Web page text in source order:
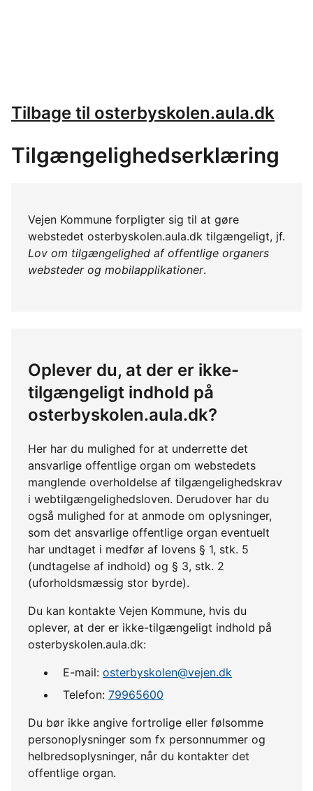
Tilbage til osterbyskolen.aula.dk
Tilgængelighedserklæring
Vejen Kommune forpligter sig til at gøre
webstedet osterbyskolen.aula.dk tilgængeligt, jf.
Lov om tilgængelighed af offentlige organers
websteder og mobilapplikationer.
Oplever du, at der er ikke-
tilgængeligt indhold på
osterbyskolen.aula.dk?
Her har du mulighed for at underrette det
ansvarlige offentlige organ om webstedets
manglende overholdelse af tilgængelighedskrav
i webtilgængelighedsloven. Derudover har du
også mulighed for at anmode om oplysninger,
som det ansvarlige offentlige organ eventuelt
har undtaget i medfør af lovens § 1, stk. 5
(undtagelse af indhold) og § 3, stk. 2
(uforholdsmæssig stor byrde).
Du kan kontakte Vejen Kommune, hvis du
oplever, at der er ikke-tilgængeligt indhold på
osterbyskolen.aula.dk:
E-mail: osterbyskolen@vejen.dk
Telefon: 79965600
Du bør ikke angive fortrolige eller følsomme
personoplysninger som fx personnummer og
helbredsoplysninger, når du kontakter det
offentlige organ.